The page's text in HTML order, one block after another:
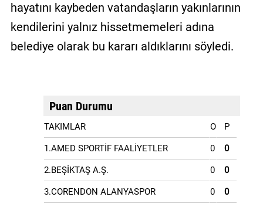
hayatını kaybeden vatandaşların yakınlarının
kendilerini yalnız hissetmemeleri adına
belediye olarak bu kararı aldıklarını söyledi.
Puan Durumu
TAKIMLAR O P
1.AMED SPORTİF FAALİYETLER 0 0
2.BEŞİKTAŞ A.Ş. 0 0
3.CORENDON ALANYASPOR 0 0